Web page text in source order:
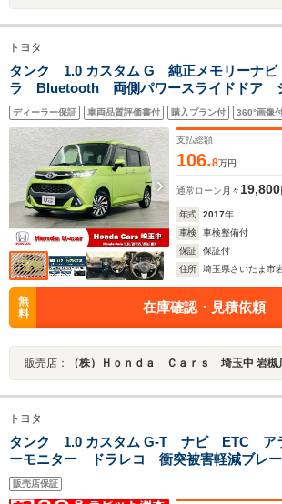
トヨタ
タンク 1.0 カスタム G 純正メモリーナ
ラ Bluetooth 両側パワースライドドア
ー ETC LEDヘッドライト オートライト
ンチアルミホイール 純正ドアバイザー
ディーラー保証 車両品質評価書付 購入プラン付 360°画像
支払総額
106.8万円
通常ローン 月々 19,800
年式 2017年
車検
車検整備付
保証
保証付
住所
埼玉県さいたま市
無
料
在庫確認・見積依頼
販売店： （株）Ｈｏｎｄａ Ｃａｒｓ 埼玉中 岩槻
トヨタ
タンク 1.0 カスタム G-T ナビ ETC ア
ーモニター ドラレコ 衝突被害軽減ブレ
動スライドドア アルミ
販売店保証